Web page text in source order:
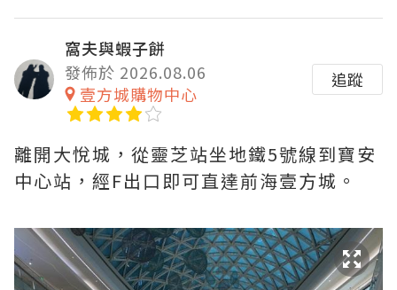
窩夫與蝦子餅
發佈於 2026.08.06
壹方城購物中心
追蹤
離開大悅城，從靈芝站坐地鐵5號線到寶安
中心站，經F出口即可直達前海壹方城。